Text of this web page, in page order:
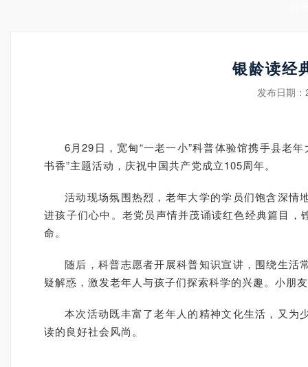
银龄读经
发布日期：
6月29日，宽甸“一老一小”科普体验馆携手县老
书香”主题活动，庆祝中国共产党成立105周年。
活动现场氛围热烈，老年大学的学员们饱含深
进孩子们心中。老党员声情并茂诵读红色经典篇目
命。
随后，科普志愿者开展科普知识宣讲，围绕生
疑解惑，激发老年人与孩子们探索科学的兴趣。小朋
本次活动既丰富了老年人的精神文化生活，又
读的良好社会风尚。